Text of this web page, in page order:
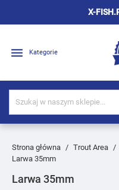
X-
 Kategorie
Strona główna Trout Area
Larwa 35mm
Larwa 35mm